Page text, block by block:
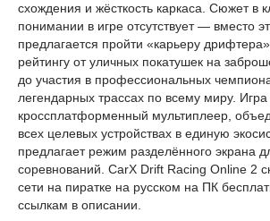
схождения и жёсткость каркаса. Сюжет в
понимании в игре отсутствует — вместо
предлагается пройти «карьеру
рейтингу от уличных покатушек на
до участия в профессиональных
легендарных трассах по всему миру.
кроссплатформенный мультиплеер,
всех целевых устройствах в единую
предлагает режим разделённого экрана
соревнований. CarX Drift Racing Online 2
сети на пиратке на русском на ПК
ссылкам в описании.